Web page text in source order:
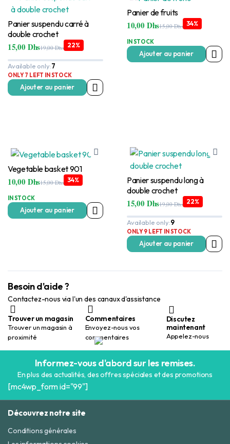
Panier suspendu carré à
double crochet
19,00Dhs
Le
prix
initial
était :
19,00 Dhs.
15,00Dhs
Le
prix
actuel
est :
15,00 Dhs.
22%
Available only:7
ONLY 7 LEFT IN STOCK
Ajouter au panier
Panier de fruits
15,00Dhs
Le
prix
initial
était :
15,00 Dhs.
10,00Dhs
Le
prix
actuel
est :
10,00 Dhs.
34%
IN STOCK
Ajouter au panier
Vegetable basket 901
15,00Dhs
Le
prix
initial
était :
15,00 Dhs.
10,00Dhs
Le
prix
actuel
est :
10,00 Dhs.
34%
IN STOCK
Ajouter au panier
Panier suspendu long à
double crochet
19,00Dhs
Le
prix
initial
était :
19,00 Dhs.
15,00Dhs
Le
prix
actuel
est :
15,00 Dhs.
22%
Available only:9
ONLY 9 LEFT IN STOCK
Ajouter au panier
Besoin d'aide ?
Contactez-nous via l'un des canaux d'assistance
Trouver un magasin
Trouver un magasin à
proximité
Commentaires
Envoyez-nous vos
commentaires
Discutez
maintenant
Appelez-nous
Informez-vous d'abord sur les remises.
En plus des actualités, des offres spéciales et des promotions
[mc4wp_form id="99"]
Découvrez notre site
Conditions générales